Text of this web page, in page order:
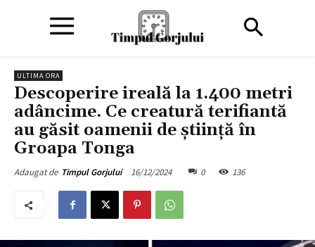
ULTIMA ORA
Descoperire ireală la 1.400 metri
adâncime. Ce creatură terifiantă
au găsit oamenii de știință în
Groapa Tonga
Adaugat de Timpul Gorjului 16/12/2024 0 136